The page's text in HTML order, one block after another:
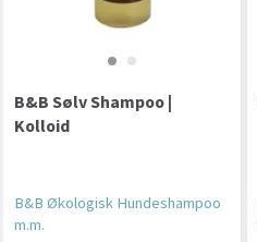
B&B Sølv Shampoo |
Kolloid
B&B Økologisk Hundeshampoo
m.m.